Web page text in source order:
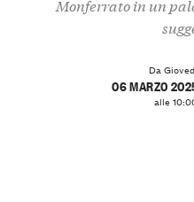
Monferrato in un
Da
06 MARZO
alle